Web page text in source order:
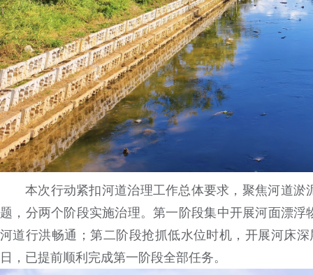
本次行动紧扣河道治理工作总体要求，聚焦河道
题，分两个阶段实施治理。第一阶段集中开展河面漂
河道行洪畅通；第二阶段抢抓低水位时机，开展河床
日，已提前顺利完成第一阶段全部任务。